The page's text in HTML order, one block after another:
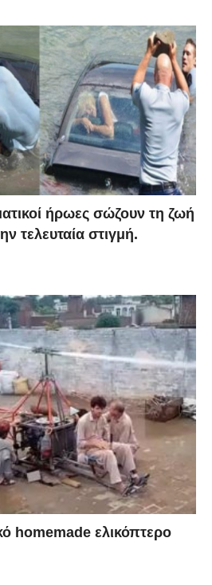
ήρωες σώζουν τη ζωή
τελευταία στιγμή.
homemade ελικόπτερο